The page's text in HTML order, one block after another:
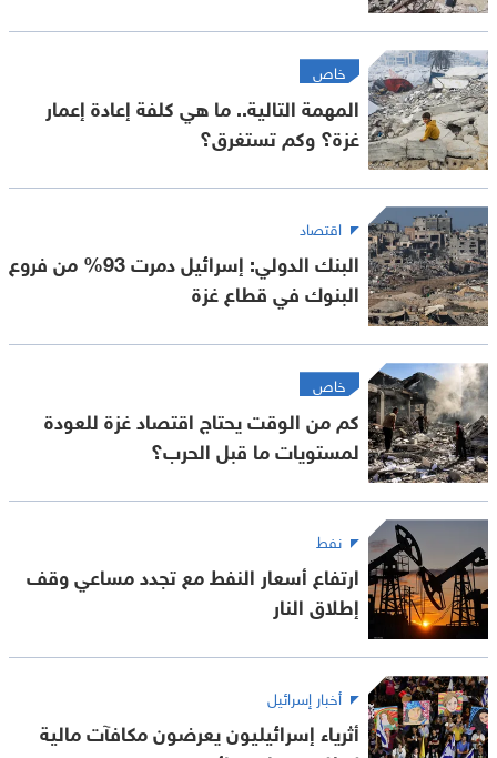
خاص
المهمة التالية.. ما هي كلفة إعادة إعمار
غزة؟ وكم تستغرق؟
اقتصاد
البنك الدولي: إسرائيل دمرت 93% من فروع
البنوك في قطاع غزة
خاص
كم من الوقت يحتاج اقتصاد غزة للعودة
لمستويات ما قبل الحرب؟
نفط
ارتفاع أسعار النفط مع تجدد مساعي وقف
إطلاق النار
أخبار إسرائيل
أثرياء إسرائيليون يعرضون مكافآت مالية